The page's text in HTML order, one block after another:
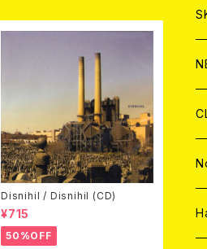
Disnihil / Disnihil (CD)
¥715
50%OFF